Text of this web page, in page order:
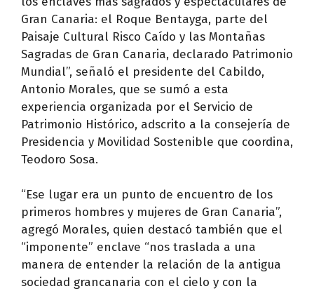
Gran Canaria: el Roque Bentayga, parte del
Paisaje Cultural Risco Caído y las Montañas
Sagradas de Gran Canaria, declarado Patrimonio
Mundial”, señaló el presidente del Cabildo,
Antonio Morales, que se sumó a esta
experiencia organizada por el Servicio de
Patrimonio Histórico, adscrito a la consejería de
Presidencia y Movilidad Sostenible que coordina,
Teodoro Sosa.
“Ese lugar era un punto de encuentro de los
primeros hombres y mujeres de Gran Canaria”,
agregó Morales, quien destacó también que el
“imponente” enclave “nos traslada a una
manera de entender la relación de la antigua
sociedad grancanaria con el cielo y con la